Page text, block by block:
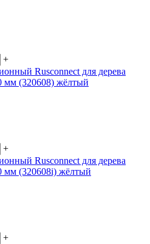
+
Rusconnect для дерева
мм (320608) жёлтый
+
Rusconnect для дерева
мм (320608i) жёлтый
+